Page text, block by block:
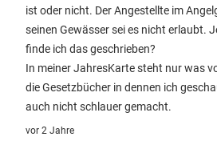
ist oder nicht. Der Angestellte im
seinen Gewässer sei es nicht erlaubt.
finde ich das geschrieben?
In meiner JahresKarte steht nur was
die Gesetzbücher in dennen ich
auch nicht schlauer gemacht.
vor 2 Jahre